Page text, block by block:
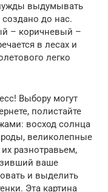
выдумывать
до нас.
– коричневый –
в лесах и
легко
Выбору могут
полистайте
восход солнца
великолепные
разнотравьем,
ваше
и выделить
Эта картина